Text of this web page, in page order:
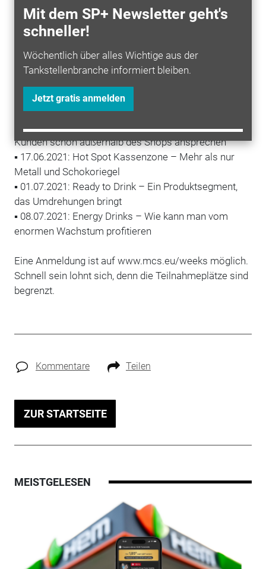
Mit dem SP+ Newsletter geht's
schneller!
Wöchentlich über alles Wichtige aus der
Tankstellenbranche informiert bleiben.
Jetzt gratis anmelden
Director der GfK, wird zudem einen Kurzvortrag über
das "Trendthema Regionalität aus Shoppersicht"
halten.
Alle bisher geplanten kostenlosen Webinare im
▪ 20.05.2021: Regionalität als Chance der
Differenzierung im Tankstellenshop?
▪ 10.06.2021:Werbungauf Distanz – MitSocial Media
Kunden schon außerhalb des Shops ansprechen
▪ 17.06.2021: Hot Spot Kassenzone – Mehr als nur
Metall und Schokoriegel
▪ 01.07.2021: Ready to Drink – Ein Produktsegment,
das Umdrehungen bringt
▪ 08.07.2021: Energy Drinks – Wie kann man vom
enormen Wachstum profitieren
Eine Anmeldung ist auf www.mcs.eu/weeks möglich.
Schnell sein lohnt sich, denn die Teilnahmeplätze sind
begrenzt.
Kommentare Teilen
ZUR STARTSEITE
MEISTGELESEN